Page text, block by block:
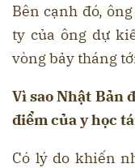
Bên cạnh đó,
ty của ông dự
vòng bảy tháng
Vì sao Nhật Bản
điểm của y học
Có lý do khiến